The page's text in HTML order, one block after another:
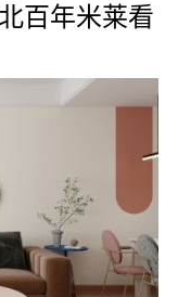
百年米莱看